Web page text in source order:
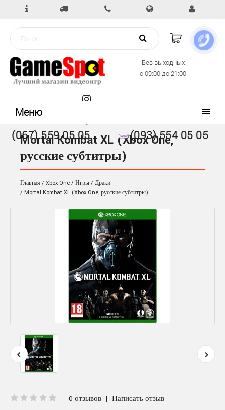
Без выходных
с 09:00 до 21:00
(067) 559 05 05 (093) 554 05 05
Меню
Mortal Kombat XL (Xbox One,
русские субтитры)
Главная Xbox One Игры
Драки
Mortal Kombat XL (Xbox One, русские субтитры)
0 отзывов | Написать отзыв